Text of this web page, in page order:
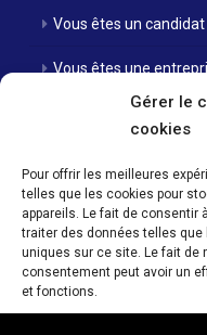
Gérer le
cookies
Pour offrir les meilleures
telles que les cookies pour
appareils. Le fait de consentir
traiter des données telles que
uniques sur ce site. Le fait de
consentement peut avoir un
et fonctions.
Vous êtes un candidat
Vous êtes une
Nos agences
Actualités
Contact
Mentions Légales /